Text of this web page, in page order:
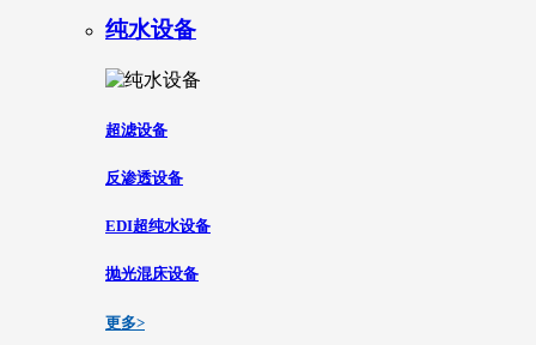
纯水设备
超滤设备
反渗透设备
EDI超纯水设备
抛光混床设备
更多>